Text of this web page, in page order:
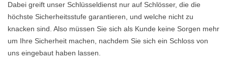
Dabei greift unser Schlüsseldienst nur auf Schlösser, die die
höchste Sicherheitsstufe garantieren, und welche nicht zu
knacken sind. Also müssen Sie sich als Kunde keine Sorgen mehr
um Ihre Sicherheit machen, nachdem Sie sich ein Schloss von
uns eingebaut haben lassen.